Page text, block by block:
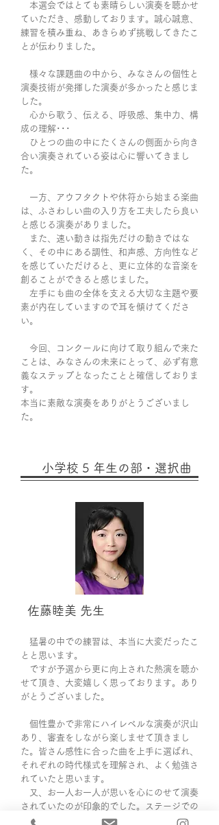
本選会ではとても素晴らしい演奏を聴かせ
ていただき、感動しております。誠心誠意、
練習を積み重ね、あきらめず挑戦してきたこ
とが伝わりました。
様々な課題曲の中から、みなさんの個性と
演奏技術が発揮した演奏が多かったと感じま
した。
心から歌う、伝える、呼吸感、集中力、構
成の理解･･･
ひとつの曲の中にたくさんの側面から向き
合い演奏されている姿は心に響いてきまし
た。
一方、アウフタクトや休符から始まる楽曲
は、ふさわしい曲の入り方を工夫したら良い
と感じる演奏がありました。
また、速い動きは指先だけの動きではな
く、その中にある調性、和声感、方向性など
を感じていただけると、更に立体的な音楽を
創ることができると感じました。
左手にも曲の全体を支える大切な主題や要
素が内在していますので耳を傾けてくださ
い。
今回、コンクールに向けて取り組んで来た
ことは、みなさんの未来にとって、必ず有意
義なステップとなったことと確信しておりま
す。
本当に素敵な演奏をありがとうございまし
た。
小学校 5 年生の部・選択曲
佐藤睦美 先生
猛暑の中での練習は、本当に大変だったこ
とと思います。
ですが予選から更に向上された熱演を聴か
せて頂き、大変嬉しく思っております。あり
がとうございました。
個性豊かで非常にハイレベルな演奏が沢山
あり、審査をしながら楽しませて頂きまし
た。皆さん感性に合った曲を上手に選ばれ、
それぞれの時代様式を理解され、よく勉強さ
れていたと思います。
又、お一人お一人が思いを心にのせて演奏
されていたのが印象的でした。ステージでの
その様子がとても頼もしく感激しておりま